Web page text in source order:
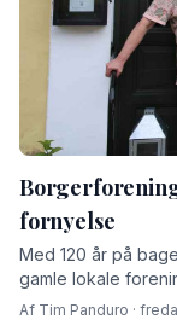
fornyelse
Med 120 år på
gamle lokale
skabe rammer for
Af Tim Panduro ·